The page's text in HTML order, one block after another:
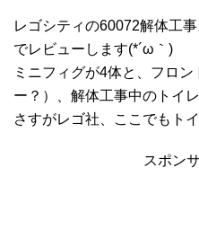
レゴシティの60072解体工
でレビューします(*´ω｀)
ミニフィグが4体と、フロ
ー？）、解体工事中のトイ
さすがレゴ社、ここでもト
スポン